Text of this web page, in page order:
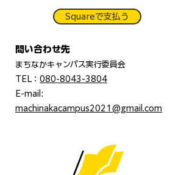
Squareで支払う
問い合わせ先
まちなかキャンパス実行委員会
TEL： 080-8043-3804
E-mail:
machinakacampus2021@gmail.com